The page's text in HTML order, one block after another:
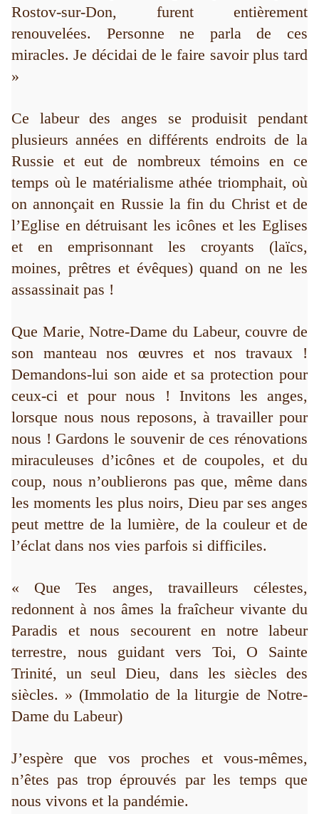
Rostov-sur-Don, furent entièrement
renouvelées. Personne ne parla de ces
miracles. Je décidai de le faire savoir plus tard
»
Ce labeur des anges se produisit pendant
plusieurs années en différents endroits de la
Russie et eut de nombreux témoins en ce
temps où le matérialisme athée triomphait, où
on annonçait en Russie la fin du Christ et de
l’Eglise en détruisant les icônes et les Eglises
et en emprisonnant les croyants (laïcs,
moines, prêtres et évêques) quand on ne les
assassinait pas !
Que Marie, Notre-Dame du Labeur, couvre de
son manteau nos œuvres et nos travaux !
Demandons-lui son aide et sa protection pour
ceux-ci et pour nous ! Invitons les anges,
lorsque nous nous reposons, à travailler pour
nous ! Gardons le souvenir de ces rénovations
miraculeuses d’icônes et de coupoles, et du
coup, nous n’oublierons pas que, même dans
les moments les plus noirs, Dieu par ses anges
peut mettre de la lumière, de la couleur et de
l’éclat dans nos vies parfois si difficiles.
« Que Tes anges, travailleurs célestes,
redonnent à nos âmes la fraîcheur vivante du
Paradis et nous secourent en notre labeur
terrestre, nous guidant vers Toi, O Sainte
Trinité, un seul Dieu, dans les siècles des
siècles. » (Immolatio de la liturgie de Notre-
Dame du Labeur)
J’espère que vos proches et vous-mêmes,
n’êtes pas trop éprouvés par les temps que
nous vivons et la pandémie.